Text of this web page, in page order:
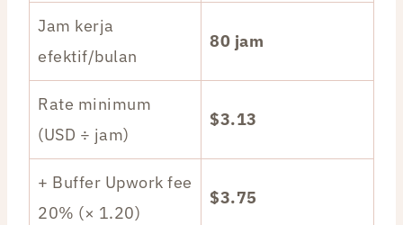
Jam kerja
efektif/bulan
80 jam
Rate minimum
(USD ÷ jam)
$3.13
+ Buffer Upwork fee
20% (× 1.20)
$3.75